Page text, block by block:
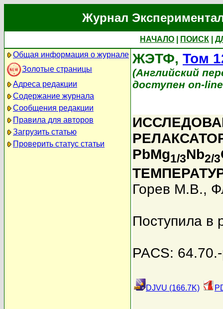
Журнал
НАЧАЛО ПОИСК
Общая информация о журнале
Золотые страницы
Адреса редакции
Содержание журнала
Сообщения редакции
Правила для авторов
Загрузить статью
Проверить статус статьи
ЖЭТФ, Том
(Английский
доступен on-
PbMg1/3Nb2/3
Горев М.В.,
Поступила в
PACS:
DJVU (166.7K)